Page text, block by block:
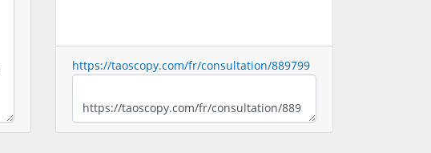
https://taoscopy.com/fr/consultation/889799